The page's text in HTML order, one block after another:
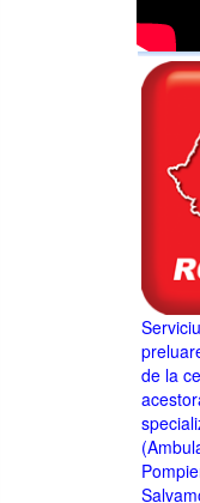
de la